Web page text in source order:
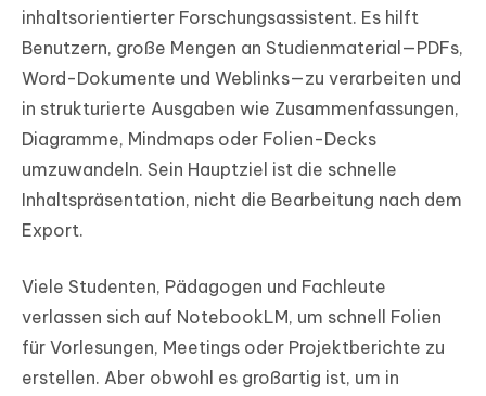
inhaltsorientierter Forschungsassistent. Es hilft
Benutzern, große Mengen an Studienmaterial—PDFs,
Word-Dokumente und Weblinks—zu verarbeiten und
in strukturierte Ausgaben wie Zusammenfassungen,
Diagramme, Mindmaps oder Folien-Decks
umzuwandeln. Sein Hauptziel ist die schnelle
Inhaltspräsentation, nicht die Bearbeitung nach dem
Export.
Viele Studenten, Pädagogen und Fachleute
verlassen sich auf NotebookLM, um schnell Folien
für Vorlesungen, Meetings oder Projektberichte zu
erstellen. Aber obwohl es großartig ist, um in